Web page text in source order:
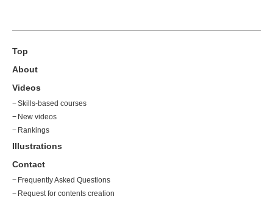
Top
About
Videos
Skills-based courses
New videos
Rankings
Illustrations
Contact
Frequently Asked Questions
Request for contents creation